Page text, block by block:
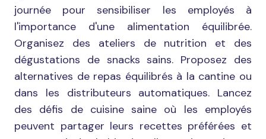
journée pour sensibiliser les employés à
l'importance d'une alimentation équilibrée.
Organisez des ateliers de nutrition et des
dégustations de snacks sains. Proposez des
alternatives de repas équilibrés à la cantine ou
dans les distributeurs automatiques. Lancez
des défis de cuisine saine où les employés
peuvent partager leurs recettes préférées et